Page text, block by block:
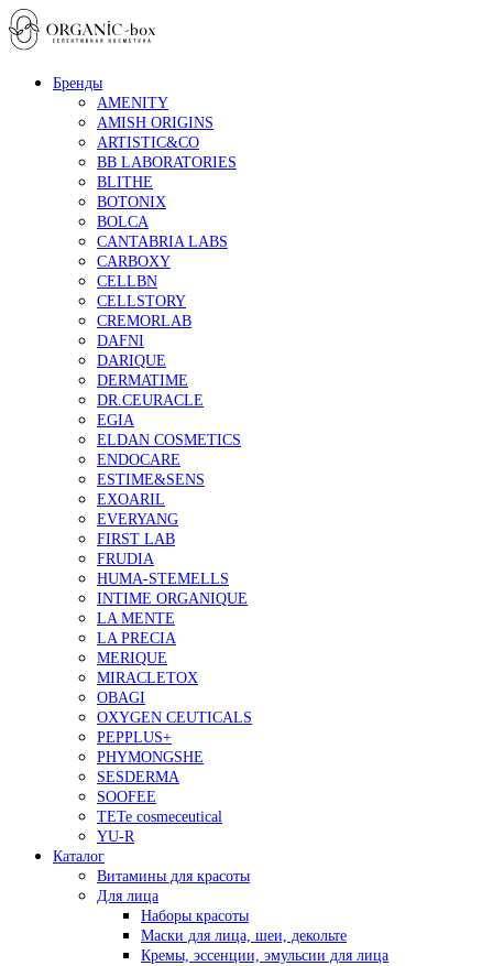
Бренды
AMENITY
AMISH ORIGINS
ARTISTIC&CO
BB LABORATORIES
BLITHE
BOTONIX
BOLCA
CANTABRIA LABS
CARBOXY
CELLBN
CELLSTORY
CREMORLAB
DAFNI
DARIQUE
DERMATIME
DR.CEURACLE
EGIA
ELDAN COSMETICS
ENDOCARE
ESTIME&SENS
EXOARIL
EVERYANG
FIRST LAB
FRUDIA
HUMA-STEMELLS
INTIME ORGANIQUE
LA MENTE
LA PRECIA
MERIQUE
MIRACLETOX
OBAGI
OXYGEN CEUTICALS
PEPPLUS+
PHYMONGSHE
SESDERMA
SOOFEE
TETe cosmeceutical
YU-R
Каталог
Витамины для красоты
Для лица
Наборы красоты
Маски для лица, шеи, декольте
Кремы, эссенции, эмульсии для лица